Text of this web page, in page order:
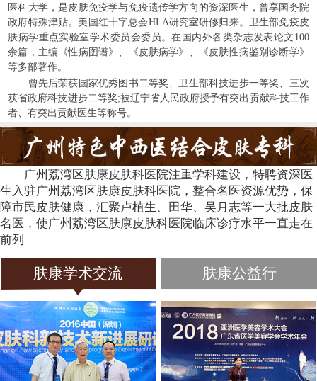
医科大学，是皮肤免疫学与免疫遗传学方向的资深医生，曾享国务院
政府特殊津贴。美国红十字总会HLA研究室研修归来。卫生部免疫皮
肤病学重点实验室学术委员会委员。在国内外各类杂志发表论文100
余篇，主编《性病图谱》、《皮肤病学》、《皮肤性病鉴别诊断学》
等多部著作。
曾先后荣获国家优秀图书二等奖、卫生部科技进步一等奖、三次
获省政府科技进步二等奖;被辽宁省人民政府授予有突出贡献科技工作
者、有突出贡献医生等称号。
广州荔湾区肤康皮肤科医院注重学科建设，特聘资深医
生入驻广州荔湾区肤康皮肤科医院，整合名医资源优势，保
障市民皮肤健康，汇聚卢植生、田华、吴月志等一大批皮肤
名医，使广州荔湾区肤康皮肤科医院临床诊疗水平一直走在
前列
肤康学术交流 肤康公益行